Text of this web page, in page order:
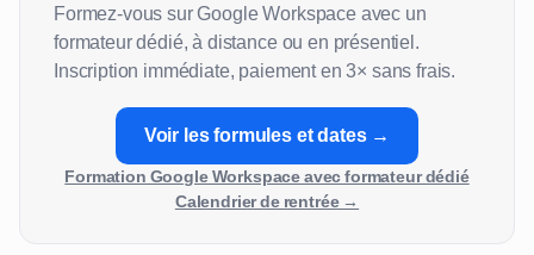
Formez-vous sur Google Workspace avec un
formateur dédié, à distance ou en présentiel.
Inscription immédiate, paiement en 3× sans frais.
Voir les formules et dates →
Formation Google Workspace avec formateur dédié
Calendrier de rentrée →